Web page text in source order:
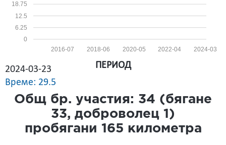
0
6.25
12.5
18.75
2024-03
2022-04
2020-05
2018-06
2016-07
2024-03-23
Време: 29.5
ПЕРИОД
Общ бр. участия: 34 (бягане
33, доброволец 1 )
пробягани 165 километра